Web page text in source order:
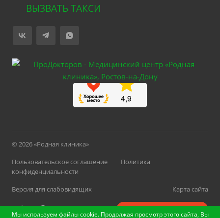
ВЫЗВАТЬ ТАКСИ
© 2026 «Родная клиника»
Пользовательское соглашение
Политика
конфиденциальности
Версия для слабовидящих
Карта сайта
Мы используем файлы cookie. Продолжая просмотр этого сайта, Вы